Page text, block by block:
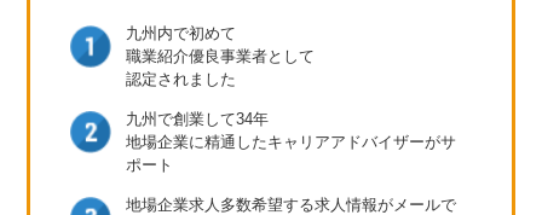
九州内で初めて
職業紹介優良事業者として
認定されました
九州で創業して34年
地場企業に精通したキャリアアドバイザーがサ
ポート
地場企業求人多数希望する求人情報が メールで